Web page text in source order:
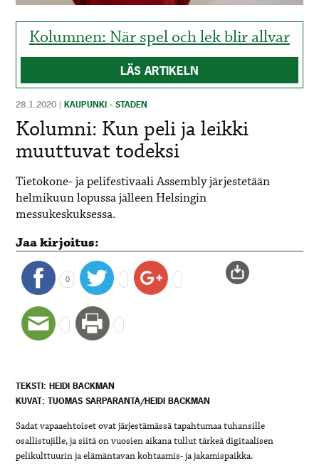
Kolumnen: När spel och lek blir allvar
LÄS ARTIKELN
28.1.2020 |KAUPUNKI - STADEN
Kolumni: Kun peli ja leikki
muuttuvat todeksi
Tietokone- ja pelifestivaali Assembly järjestetään
helmikuun lopussa jälleen Helsingin
messukeskuksessa.
Jaa kirjoitus:
0
TEKSTI: HEIDI BACKMAN
KUVAT: TUOMAS SARPARANTA/HEIDI BACKMAN
Sadat vapaaehtoiset ovat järjestämässä tapahtumaa tuhansille
osallistujille, ja siitä on vuosien aikana tullut tärkeä digitaalisen
pelikulttuurin ja elämäntavan kohtaamis- ja jakamispaikka.